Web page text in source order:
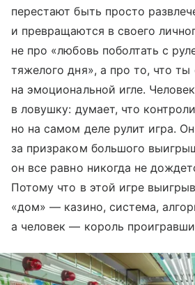
перестают быть просто
и превращаются в своего
не про «любовь поболтать с
тяжелого дня», а про то, что
на эмоциональной игле.
в ловушку: думает, что
но на самом деле рулит игра.
за призраком большого
он все равно никогда не
Потому что в этой игре
«дом» — казино, система,
а человек — король